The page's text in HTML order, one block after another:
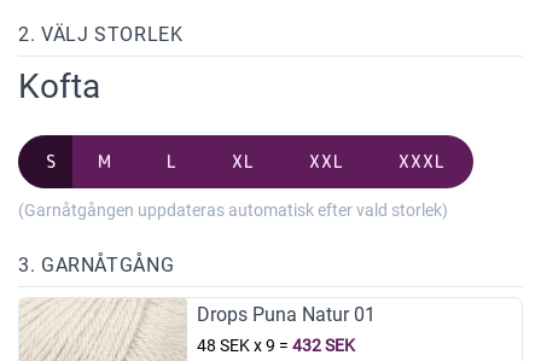
2. VÄLJ STORLEK
Kofta
S M L XL XXL XXXL
(Garnåtgången uppdateras automatisk efter vald storlek)
3. GARNÅTGÅNG
Drops Puna Natur 01
48 SEK x 9 = 432 SEK